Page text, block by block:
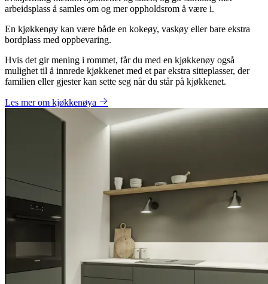
arbeidsplass å samles om og mer oppholdsrom å være i.
En kjøkkenøy kan være både en kokeøy, vaskøy eller bare ekstra
bordplass med oppbevaring.
Hvis det gir mening i rommet, får du med en kjøkkenøy også
mulighet til å innrede kjøkkenet med et par ekstra sitteplasser, der
familien eller gjester kan sette seg når du står på kjøkkenet.
Les mer om kjøkkenøya